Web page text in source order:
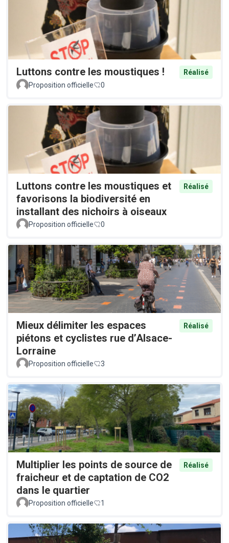
Luttons contre les moustiques !
Réalisé
Proposition officielle
0
Luttons contre les moustiques et
favorisons la biodiversité en
installant des nichoirs à oiseaux
Réalisé
Proposition officielle 0
Mieux délimiter les espaces
piétons et cyclistes rue d’Alsace-
Lorraine
Réalisé
Proposition officielle 3
Multiplier les points de source de
fraicheur et de captation de CO2
dans le quartier
Réalisé
Proposition officielle 1